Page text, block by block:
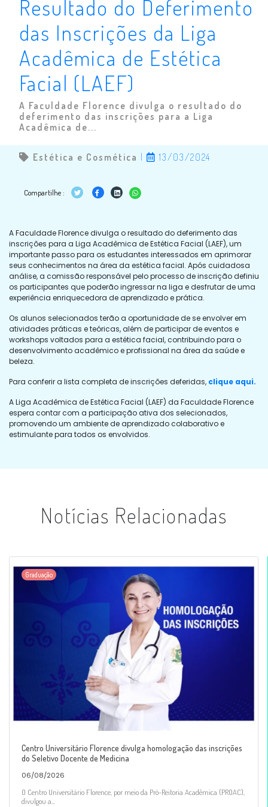
Resultado do Deferimento
das Inscrições da Liga
Acadêmica de Estética
Facial (LAEF)
A Faculdade Florence divulga o resultado do
deferimento das inscrições para a Liga
Acadêmica de...
Estética e Cosmética | 13/03/2024
Compartilhe :
A Faculdade Florence divulga o resultado do deferimento das
inscrições para a Liga Acadêmica de Estética Facial (LAEF), um
importante passo para os estudantes interessados em aprimorar
seus conhecimentos na área da estética facial. Após cuidadosa
análise, a comissão responsável pelo processo de inscrição definiu
os participantes que poderão ingressar na liga e desfrutar de uma
experiência enriquecedora de aprendizado e prática.
Os alunos selecionados terão a oportunidade de se envolver em
atividades práticas e teóricas, além de participar de eventos e
workshops voltados para a estética facial, contribuindo para o
desenvolvimento acadêmico e profissional na área da saúde e
beleza.
Para conferir a lista completa de inscrições deferidas, clique aqui.
A Liga Acadêmica de Estética Facial (LAEF) da Faculdade Florence
espera contar com a participação ativa dos selecionados,
promovendo um ambiente de aprendizado colaborativo e
estimulante para todos os envolvidos.
Notícias Relacionadas
Graduação
Centro Universitário Florence divulga homologação das inscrições
do Seletivo Docente de Medicina
06/08/2026
O Centro Universitário Florence, por meio da Pró-Reitoria Acadêmica (PROAC),
divulgou a...